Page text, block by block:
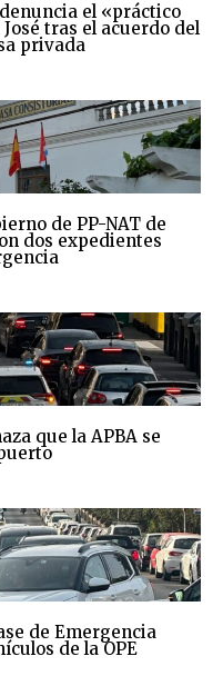
el «práctico
tras el acuerdo del
privada
de PP-NAT de
dos expedientes
que la APBA se
de Emergencia
de la OPE